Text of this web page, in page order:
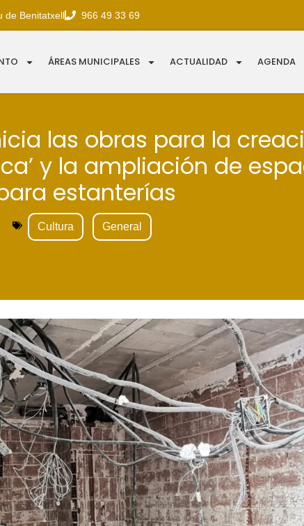
de Benitatxell 966 49 33 69
ÁREAS MUNICIPALES ACTUALIDAD AGENDA
las obras para la
y la ampliación de
estanterías
Cultura General